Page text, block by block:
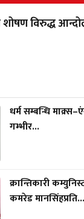
शोषण विरुद्ध
धर्म सम्बन्धि
गम्भीर...
क्रान्तिकारी
कमरेड मानसिंहप्रति...